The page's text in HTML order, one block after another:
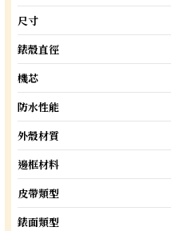
尺寸
錶殼直徑
機芯
防水性能
外殼材質
邊框材料
皮帶類型
錶面類型